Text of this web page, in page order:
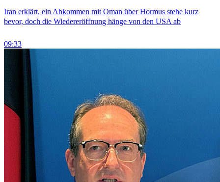
Iran erklärt, ein Abkommen mit Oman über Hormus stehe kurz
bevor, doch die Wiedereröffnung hänge von den USA ab
09:33